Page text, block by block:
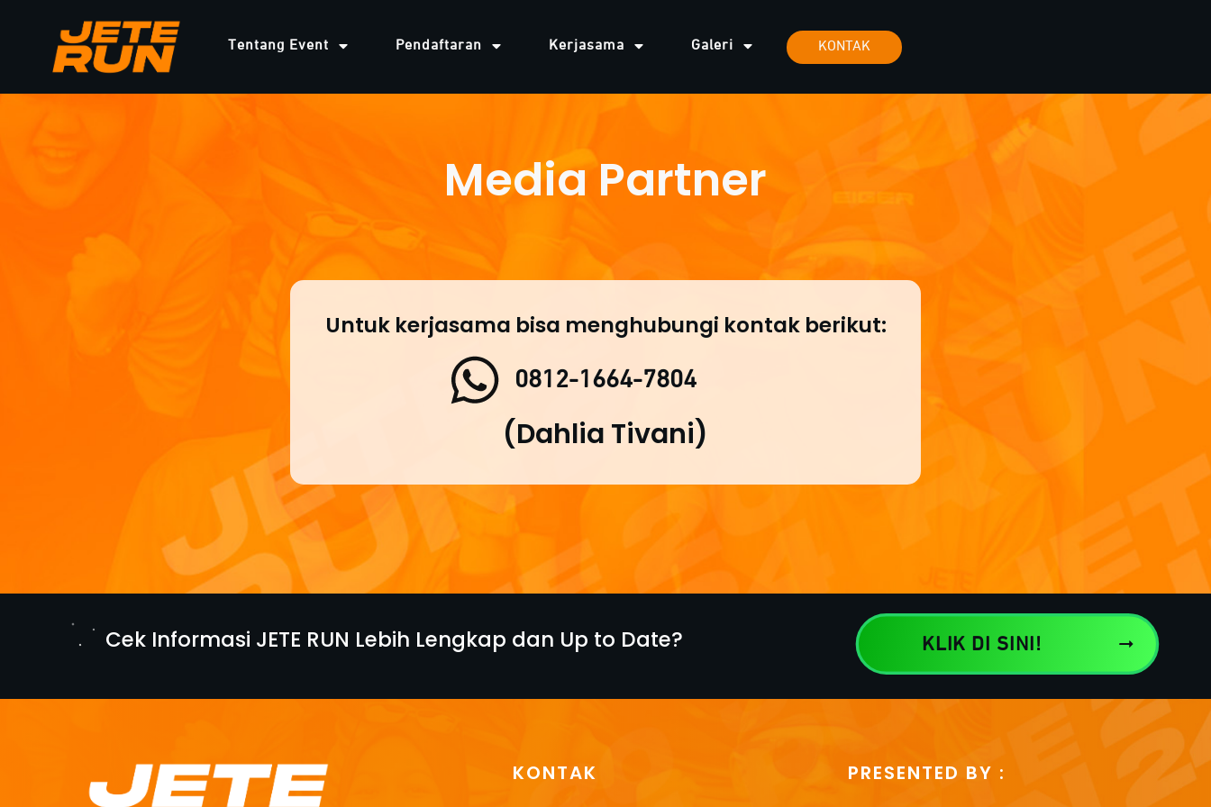
Tentang Event Pendaftaran Kerjasama Galeri KONTAK
Media Partner
Untuk kerjasama bisa menghubungi kontak berikut:
0812-1664-7804
(Dahlia Tivani)
Cek Informasi JETE RUN Lebih Lengkap dan Up to Date? KLIK DI SINI!
KONTAK PRESENTED BY :